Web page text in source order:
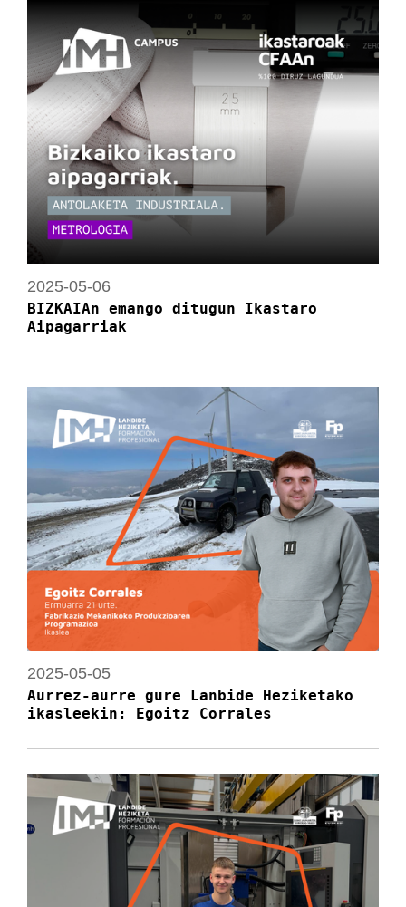
2025-05-06
BIZKAIAn emango ditugun Ikastaro
Aipagarriak
2025-05-05
Aurrez-aurre gure Lanbide Heziketako
ikasleekin: Egoitz Corrales